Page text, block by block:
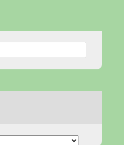
e hepáticos. Podemos
Controla